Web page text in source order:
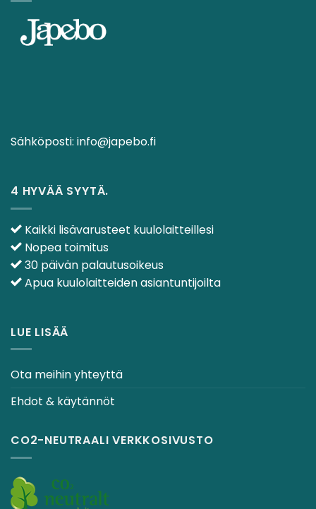
Sähköposti: info@japebo.fi
4 HYVÄÄ SYYTÄ.
Kaikki lisävarusteet kuulolaitteillesi
Nopea toimitus
30 päivän palautusoikeus
Apua kuulolaitteiden asiantuntijoilta
LUE LISÄÄ
Ota meihin yhteyttä
Ehdot & käytännöt
CO2-NEUTRAALI VERKKOSIVUSTO